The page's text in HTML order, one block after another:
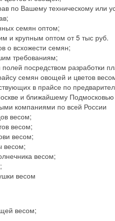
по Вашему техническому или
семян оптом;
и крупным оптом от 5 тыс руб.
о всхожести семян;
требованиям;
посредством разработки
семян овощей и цветов
в прайсе по
и ближайшему Подмосковью
компаниями по всей России
весом;
весом;
весом;
весом;
весом;
весом
весом;